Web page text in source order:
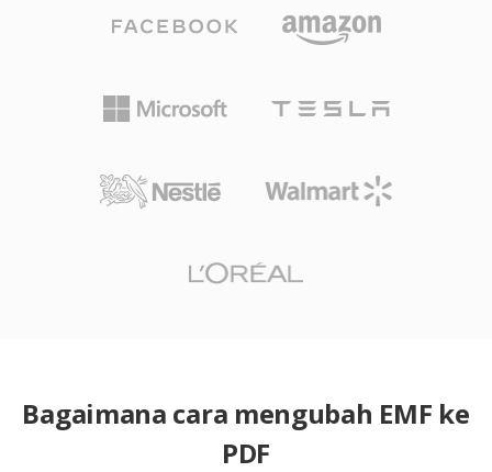
Bagaimana cara mengubah EMF ke
PDF